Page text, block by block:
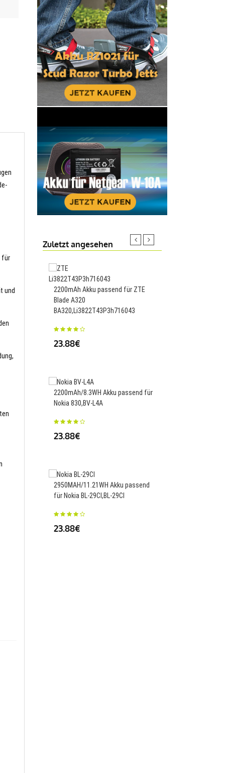
für
und
Zuletzt angesehen
2200mAh Akku passend für ZTE
Blade A320
BA320,Li3822T43P3h716043
23.88€
2200mAh/8.3WH Akku passend für
Nokia 830,BV-L4A
23.88€
2950MAH/11.21WH Akku passend
für Nokia BL-29CI,BL-29CI
23.88€